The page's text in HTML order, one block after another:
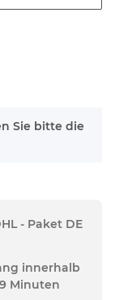
Sie bitte die
- Paket DE
innerhalb
Minuten